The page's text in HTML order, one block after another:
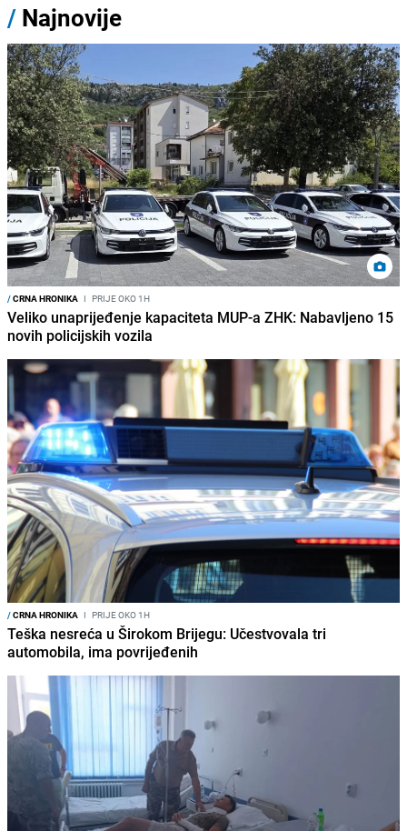
/ Najnovije
/CRNA HRONIKA I PRIJE OKO 1H
Veliko unaprijeđenje kapaciteta MUP-a ZHK: Nabavljeno 15
novih policijskih vozila
/CRNA HRONIKA I PRIJE OKO 1H
Teška nesreća u Širokom Brijegu: Učestvovala tri
automobila, ima povrijeđenih